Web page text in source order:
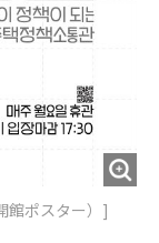
館ポスター）]